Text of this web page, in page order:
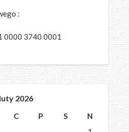
:
0000 3740 0001
luty 2026
C P S
N